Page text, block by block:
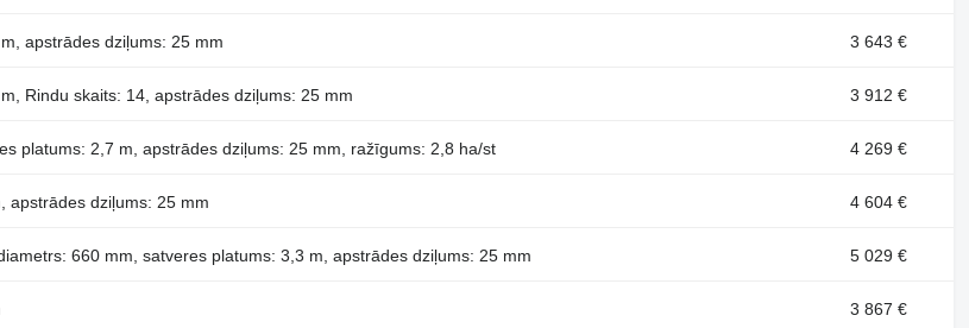
apstrādes dziļums: 25 mm 3 643 €
Rindu skaits: 14, apstrādes dziļums: 25 mm 3 912 €
platums: 2,7 m, apstrādes dziļums: 25 mm, ražīgums: 2,8 ha/st 4 269 €
apstrādes dziļums: 25 mm 4 604 €
660 mm, satveres platums: 3,3 m, apstrādes dziļums: 25 mm 5 029 €
3 867 €